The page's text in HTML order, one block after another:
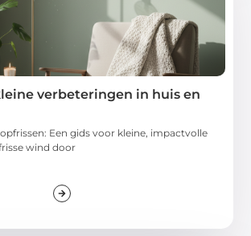
verbeteringen in huis en
Een gids voor kleine, impactvolle
wind door